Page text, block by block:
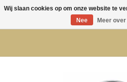
Wij slaan cookies op om onze website te
Nee
Meer